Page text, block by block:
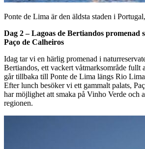
Ponte de Lima är den äldsta staden i
Dag 2 – Lagoas de Bertiandos promenad
Paço de Calheiros
Idag tar vi en härlig promenad i
Bertiandos, ett vackert våtmarksområde fullt
går tillbaka till Ponte de Lima längs Rio
Efter lunch besöker vi ett gammalt palats,
har möjlighet att smaka på Vinho Verde och
regionen.